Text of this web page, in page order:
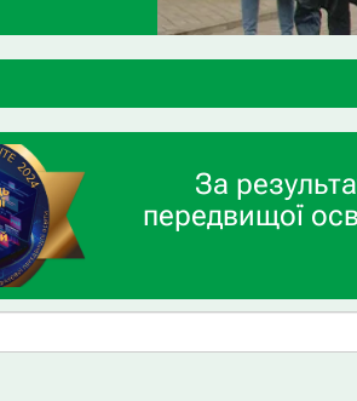
За
передвищої